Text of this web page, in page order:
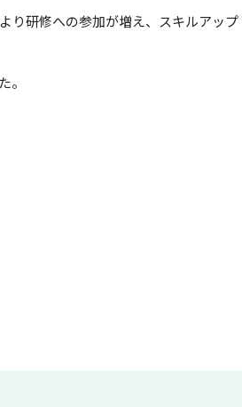
研修への参加が増え、スキルアッ
。